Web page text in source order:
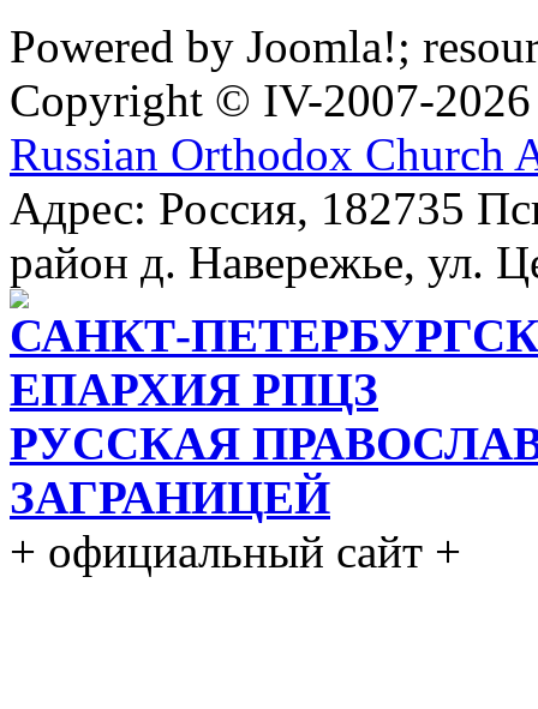
Powered by Joomla!;
Copyright © IV-2007-2026
Russian Orthodox Church
Адрес: Россия, 182735
район д. Навережье, ул.
САНКТ-
ЕПАРХИЯ РПЦЗ
РУССКАЯ
ЗАГРАНИЦЕЙ
+ официальный сайт +